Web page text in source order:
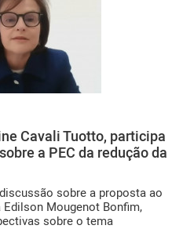
Cavali Tuotto, participa
a PEC da redução da
sobre a proposta ao
Mougenot Bonfim,
sobre o tema